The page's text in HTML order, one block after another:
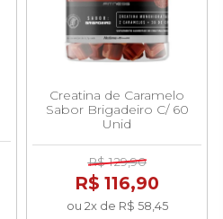
Creatina de Caramelo
Sabor Brigadeiro C/ 60
Unid
R$ 129,90
R$ 116,90
ou 2x de R$ 58,45